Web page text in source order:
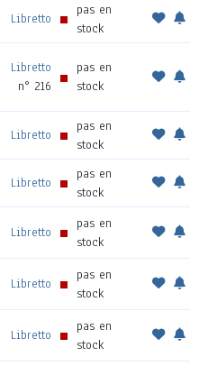
Libretto
pas en
stock
Libretto
n° 216
pas en
stock
Libretto
pas en
stock
Libretto
pas en
stock
Libretto
pas en
stock
Libretto
pas en
stock
Libretto
pas en
stock